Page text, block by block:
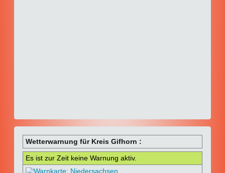
Wetterwarnung für Kreis Gifhorn :
Es ist zur Zeit keine Warnung aktiv.